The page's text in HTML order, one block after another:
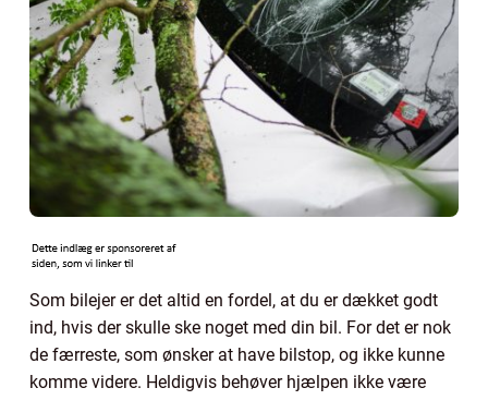
Som bilejer er det altid en fordel, at du er dækket godt
ind, hvis der skulle ske noget med din bil. For det er nok
de færreste, som ønsker at have bilstop, og ikke kunne
komme videre. Heldigvis behøver hjælpen ikke være